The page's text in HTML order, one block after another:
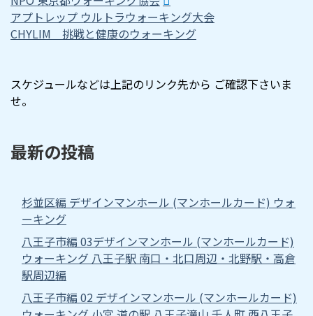
アプトレップ ウルトラウォーキング大会
CHYLIM 挑戦と健康のウォーキング
スケジュールなどは上記のリンク先から ご確認下さいま
せ。
最新の投稿
杉並区編 デザインマンホール (マンホールカード) ウォ
ーキング
八王子市編 03デザインマンホール (マンホールカード)
ウォーキング 八王子駅 南口・北口周辺・北野駅・高倉
駅周辺編
八王子市編 02 デザインマンホール (マンホールカード)